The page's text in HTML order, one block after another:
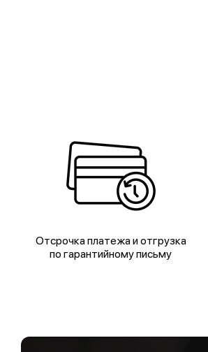
Отсрочка платежа и отгрузка
по гарантийному письму